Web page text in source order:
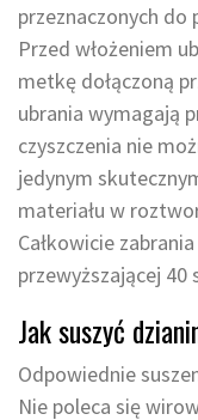
przeznaczonych do
Przed włożeniem
metkę dołączoną
ubrania wymagają
czyszczenia nie
jedynym
materiału w
Całkowicie
przewyższającej 40
Jak suszyć
Odpowiednie
Nie poleca się